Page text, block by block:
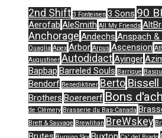
2nd Shift 3 Fonteinen 3 Sons 90
Aerofab AleSmith All My Friends
Anchorage Andechs Anspach &
Quaglia Apex Arbor Arpus Ascension
Augustiner AutodidactAyinger
Bapbap Barreled Souls Barrique
Bendorf Benediktiner Berto
Brothers Boerenerf Bons
de Clémery Brasserie du Bas-Canada
Brett & Sauvage Brewlihan BreWskey